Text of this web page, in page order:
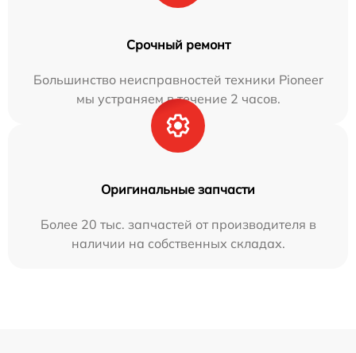
Срочный ремонт
Большинство неисправностей техники Pioneer
мы устраняем в течение 2 часов.
Оригинальные запчасти
Более 20 тыс. запчастей от производителя в
наличии на собственных складах.